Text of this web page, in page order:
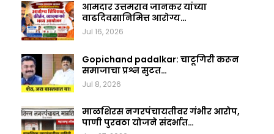
आमदार उत्तमराव जानकर यांच्या
वाढदिवसानिमित्त आरोग्य…
Jul 16, 2026
Gopichand padalkar: चाटूगिरी करून
समाजाचा प्रश्न सुटत…
Jul 8, 2026
माळशिरस नगरपंचायतीवर गंभीर आरोप,
पाणी पुरवठा योजने संदर्भात…